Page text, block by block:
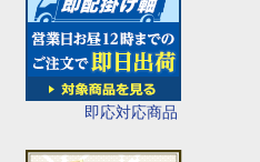
即応対応商品